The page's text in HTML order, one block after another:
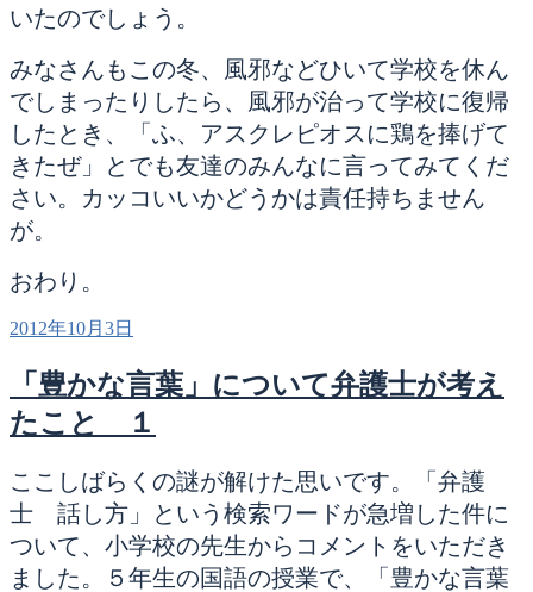
いたのでしょう。
みなさんもこの冬、風邪などひいて学校を休ん
でしまったりしたら、風邪が治って学校に復帰
したとき、「ふ、アスクレピオスに鶏を捧げて
きたぜ」とでも友達のみんなに言ってみてくだ
さい。カッコいいかどうかは責任持ちません
が。
おわり。
投
日:
2012年10月3日
「豊かな言葉」について弁護士が考え
たこと １
ここしばらくの謎が解けた思いです。「弁護
士 話し方」という検索ワードが急増した件に
ついて、小学校の先生からコメントをいただき
ました。５年生の国語の授業で、「豊かな言葉